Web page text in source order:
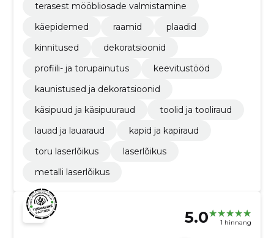
terasest mööbliosade valmistamine
käepidemed
raamid
plaadid
kinnitused
dekoratsioonid
profiili- ja torupainutus
keevitustööd
kaunistused ja dekoratsioonid
käsipuud ja käsipuuraud
toolid ja tooliraud
lauad ja lauaraud
kapid ja kapiraud
toru laserlõikus
laserlõikus
metalli laserlõikus
5.0 1 hinnang